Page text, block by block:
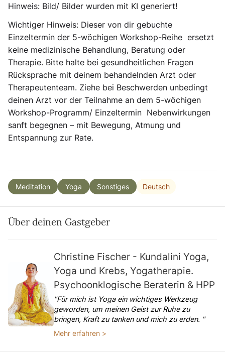
Hinweis: Bild/ Bilder wurden mit KI generiert!
Wichtiger Hinweis: Dieser von dir gebuchte
Einzeltermin der 5-wöchigen Workshop-Reihe ersetzt
keine medizinische Behandlung, Beratung oder
Therapie. Bitte halte bei gesundheitlichen Fragen
Rücksprache mit deinem behandelnden Arzt oder
Therapeutenteam. Ziehe bei Beschwerden unbedingt
deinen Arzt vor der Teilnahme an dem 5-wöchigen
Workshop-Programm/ Einzeltermin Nebenwirkungen
sanft begegnen – mit Bewegung, Atmung und
Entspannung zur Rate.
Meditation Yoga Sonstiges Deutsch
Über deinen Gastgeber
Christine Fischer - Kundalini Yoga,
Yoga und Krebs, Yogatherapie.
Psychoonklogische Beraterin & HPP
"Für mich ist Yoga ein wichtiges Werkzeug
geworden, um meinen Geist zur Ruhe zu
bringen, Kraft zu tanken und mich zu erden. "
Mehr erfahren >